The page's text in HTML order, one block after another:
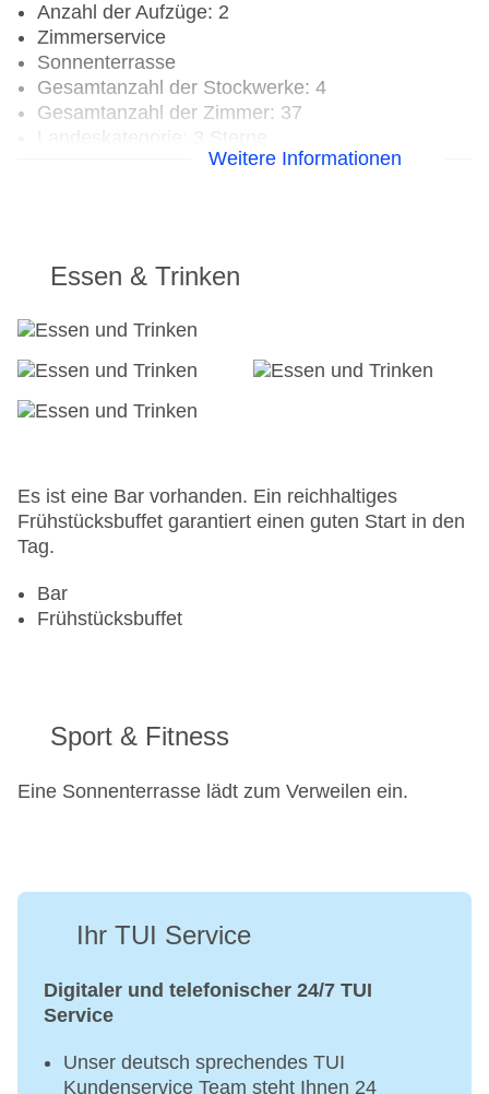
Anzahl der Aufzüge: 2
Zimmerservice
Sonnenterrasse
Gesamtanzahl der Stockwerke: 4
Gesamtanzahl der Zimmer: 37
Weitere Informationen
Essen & Trinken
Es ist eine Bar vorhanden. Ein reichhaltiges
Frühstücksbuffet garantiert einen guten Start in den
Tag.
Bar
Frühstücksbuffet
Sport & Fitness
Eine Sonnenterrasse lädt zum Verweilen ein.
Ihr TUI Service
Digitaler und telefonischer 24/7 TUI
Service
Unser deutsch sprechendes TUI
Kundenservice Team steht Ihnen 24